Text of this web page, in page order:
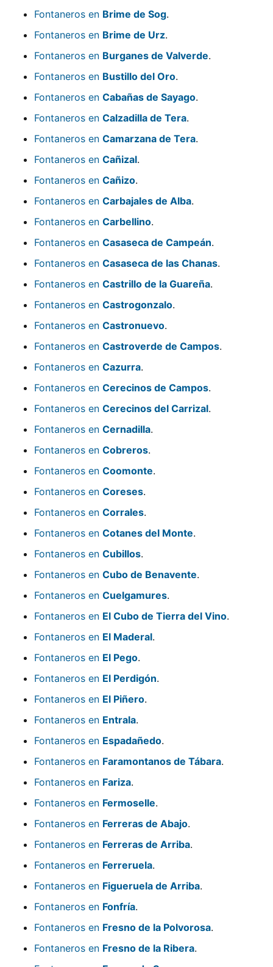
Fontaneros en Brime de Sog.
Fontaneros en Brime de Urz.
Fontaneros en Burganes de Valverde.
Fontaneros en Bustillo del Oro.
Fontaneros en Cabañas de Sayago.
Fontaneros en Calzadilla de Tera.
Fontaneros en Camarzana de Tera.
Fontaneros en Cañizal.
Fontaneros en Cañizo.
Fontaneros en Carbajales de Alba.
Fontaneros en Carbellino.
Fontaneros en Casaseca de Campeán.
Fontaneros en Casaseca de las Chanas.
Fontaneros en Castrillo de la Guareña.
Fontaneros en Castrogonzalo.
Fontaneros en Castronuevo.
Fontaneros en Castroverde de Campos.
Fontaneros en Cazurra.
Fontaneros en Cerecinos de Campos.
Fontaneros en Cerecinos del Carrizal.
Fontaneros en Cernadilla.
Fontaneros en Cobreros.
Fontaneros en Coomonte.
Fontaneros en Coreses.
Fontaneros en Corrales.
Fontaneros en Cotanes del Monte.
Fontaneros en Cubillos.
Fontaneros en Cubo de Benavente.
Fontaneros en Cuelgamures.
Fontaneros en El Cubo de Tierra del Vino.
Fontaneros en El Maderal.
Fontaneros en El Pego.
Fontaneros en El Perdigón.
Fontaneros en El Piñero.
Fontaneros en Entrala.
Fontaneros en Espadañedo.
Fontaneros en Faramontanos de Tábara.
Fontaneros en Fariza.
Fontaneros en Fermoselle.
Fontaneros en Ferreras de Abajo.
Fontaneros en Ferreras de Arriba.
Fontaneros en Ferreruela.
Fontaneros en Figueruela de Arriba.
Fontaneros en Fonfría.
Fontaneros en Fresno de la Polvorosa.
Fontaneros en Fresno de la Ribera.